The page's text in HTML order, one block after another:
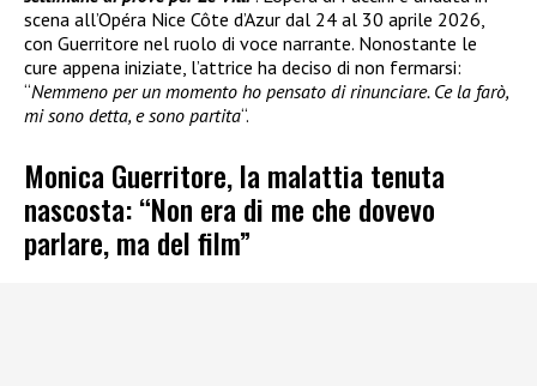
scena all’Opéra Nice Côte d’Azur dal 24 al 30 aprile 2026,
con Guerritore nel ruolo di voce narrante. Nonostante le
cure appena iniziate, l’attrice ha deciso di non fermarsi:
“Nemmeno per un momento ho pensato di rinunciare. Ce la farò,
mi sono detta, e sono partita“.
Monica Guerritore, la malattia tenuta
nascosta: “Non era di me che dovevo
parlare, ma del film”